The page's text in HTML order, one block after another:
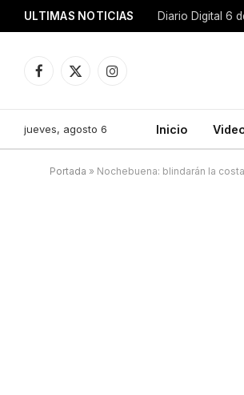
ULTIMAS NOTICIAS Diario Digital 6
Facebook
X
Instagram
jueves, agosto 6 Inicio
Portada » Nochebuena: blindarán la